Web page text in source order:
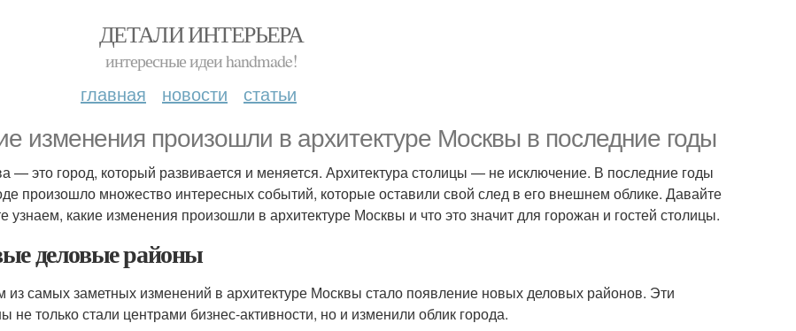
ДЕТАЛИ ИНТЕРЬЕРА
интересные идеи handmade!
главная новости статьи
изменения произошли в архитектуре Москвы в последние годы
— это город, который развивается и меняется. Архитектура столицы — не исключение. В последние годы
произошло множество интересных событий, которые оставили свой след в его внешнем облике. Давайте
узнаем, какие изменения произошли в архитектуре Москвы и что это значит для горожан и гостей столицы.
деловые районы
из самых заметных изменений в архитектуре Москвы стало появление новых деловых районов. Эти
не только стали центрами бизнес-активности, но и изменили облик города.